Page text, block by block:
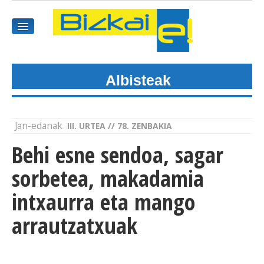
AGENDEA
KOMUNITATEA
ALBISTE GUZTIAK
Albisteak
Jan-edanak III. URTEA // 78. ZENBAKIA
Behi esne sendoa, sagar
sorbetea, makadamia
intxaurra eta mango
arrautzatxuak